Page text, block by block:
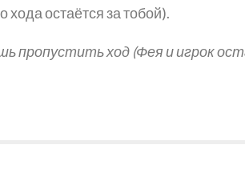
остаётся за тобой).
пропустить ход (Фея и игрок